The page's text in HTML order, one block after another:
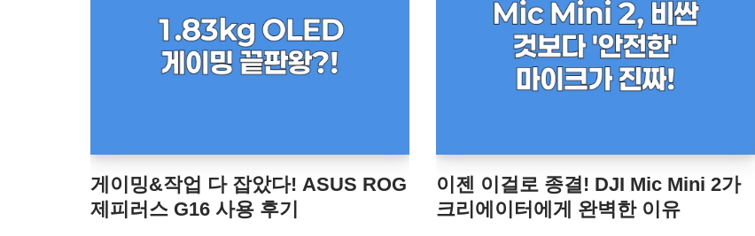
게이밍&작업 다 잡았다! ASUS ROG
제피러스 G16 사용 후기
이젠 이걸로 종결! DJI Mic Mini 2가
크리에이터에게 완벽한 이유